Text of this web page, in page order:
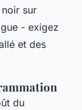
sur
- exigez
et des
du